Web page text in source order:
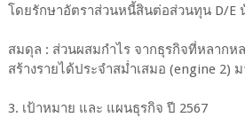
โดยรักษาอัตราส่วนหนี้สินต่อส่วนทุน D/E
สมดุล : ส่วนผสมกำไร จากธุรกิจที่หลากห
สร้างรายได้ประจำสม่ำเสมอ (engine 2)
3. เป้าหมาย และ แผนธุรกิจ ปี 2567